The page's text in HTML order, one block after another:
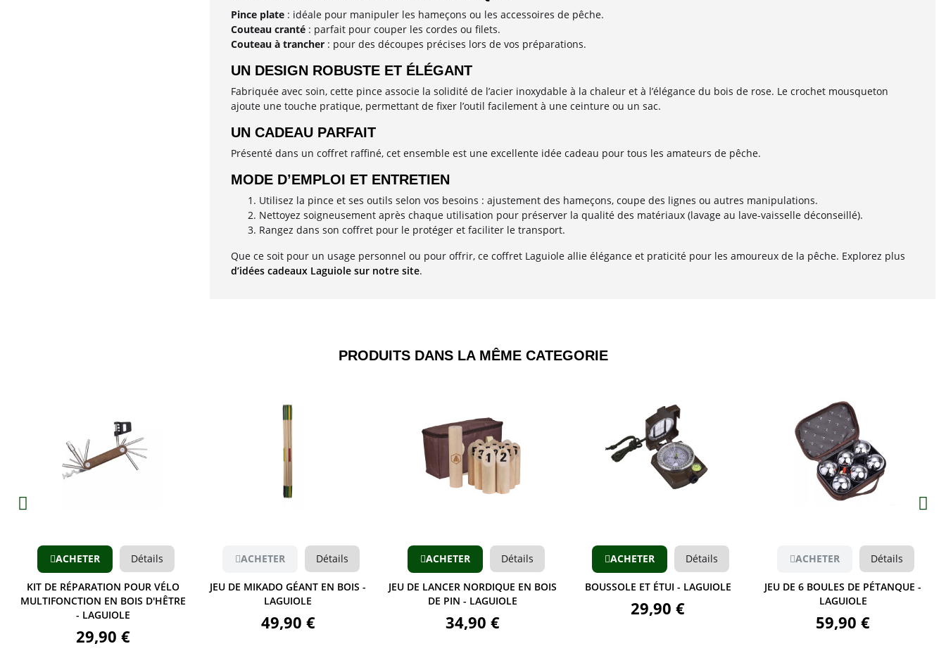
Pince plate: idéale pour manipuler les hameçons ou les accessoires de pêche.
Couteau cranté: parfait pour couper les cordes ou filets.
Couteau à trancher: pour des découpes précises lors de vos préparations.
UN DESIGN ROBUSTE ET ÉLÉGANT
Fabriquée avec soin, cette pince associe la solidité de l’acier inoxydable à la chaleur et à l’élégance du bois de rose. Le crochet mousqueton
ajoute une touche pratique, permettant de fixer l’outil facilement à une ceinture ou un sac.
UN CADEAU PARFAIT
Présenté dans un coffret raffiné, cet ensemble est une excellente idée cadeau pour tous les amateurs de pêche.
MODE D’EMPLOI ET ENTRETIEN
Utilisez la pince et ses outils selon vos besoins : ajustement des hameçons, coupe des lignes ou autres manipulations.
Nettoyez soigneusement après chaque utilisation pour préserver la qualité des matériaux (lavage au lave-vaisselle déconseillé).
Rangez dans son coffret pour le protéger et faciliter le transport.
Que ce soit pour un usage personnel ou pour offrir, ce coffret Laguiole allie élégance et praticité pour les amoureux de la pêche. Explorez plus
d’idées cadeaux Laguiole sur notre site.
PRODUITS DANS LA MÊME CATEGORIE​
ACHETER Détails
KIT DE RÉPARATION POUR VÉLO
MULTIFONCTION EN BOIS D'HÊTRE
- LAGUIOLE
29,90 €
Aperçu
ACHETER Détails
JEU DE MIKADO GÉANT EN BOIS -
LAGUIOLE
49,90 €
ACHETER Détails
JEU DE LANCER NORDIQUE EN BOIS
DE PIN - LAGUIOLE
34,90 €
ACHETER Détails
BOUSSOLE ET ÉTUI - LAGUIOLE
29,90 €
Aperçu
ACHETER Détails
JEU DE 6 BOULES DE PÉTANQUE -
LAGUIOLE
59,90 €